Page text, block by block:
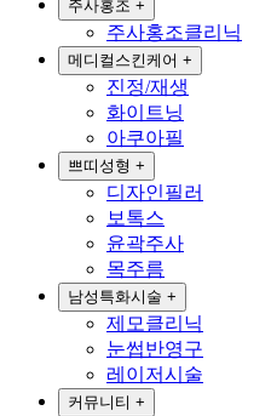
주사홍조 +
주사홍조클리닉
메디컬스킨케어 +
진정/재생
화이트닝
아쿠아필
쁘띠성형 +
디자인필러
보톡스
윤곽주사
목주름
남성특화시술 +
제모클리닉
눈썹반영구
레이저시술
커뮤니티 +